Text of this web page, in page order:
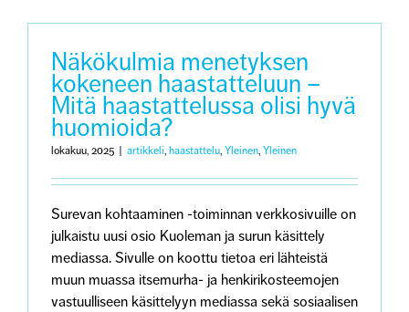
Näkökulmia menetyksen
kokeneen haastatteluun –
Mitä haastattelussa olisi hyvä
huomioida?
lokakuu, 2025 artikkeli, haastattelu, Yleinen, Yleinen
Surevan kohtaaminen -toiminnan verkkosivuille on
julkaistu uusi osio Kuoleman ja surun käsittely
mediassa. Sivulle on koottu tietoa eri lähteistä
muun muassa itsemurha- ja henkirikosteemojen
vastuulliseen käsittelyyn mediassa sekä sosiaalisen